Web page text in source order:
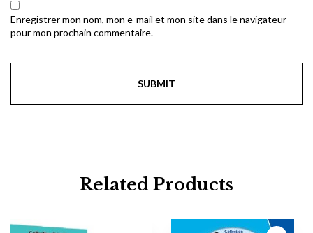
Enregistrer mon nom, mon e-mail et mon site dans le navigateur
pour mon prochain commentaire.
Related Products